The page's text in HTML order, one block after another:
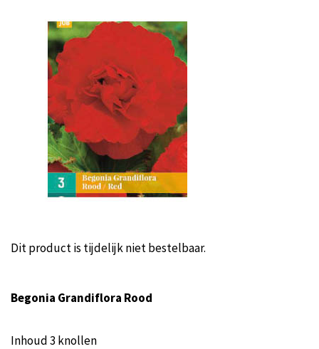
Dit product is tijdelijk niet bestelbaar.
Begonia Grandiflora Rood
Inhoud 3 knollen